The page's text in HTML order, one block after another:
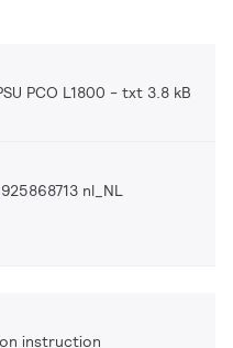
PCO L1800 txt 3.8 kB
nl_NL
instruction